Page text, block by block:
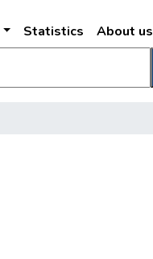
Statistics About us